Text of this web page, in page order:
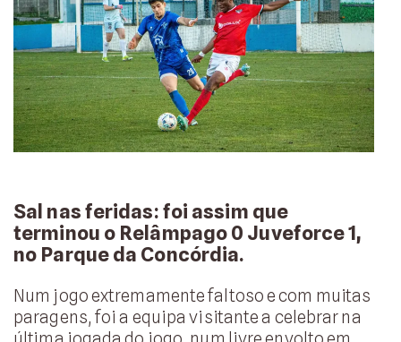
Sal nas feridas: foi assim que
terminou o Relâmpago 0 Juveforce 1,
no Parque da Concórdia.
Num jogo extremamente faltoso e com muitas
paragens, foi a equipa visitante a celebrar na